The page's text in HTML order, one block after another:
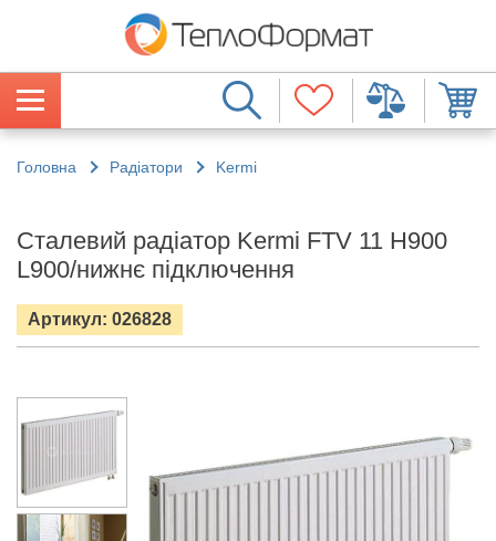
Головна Радіатори Kermi
Сталевий радіатор Kermi FTV 11 H900
L900/нижнє підключення
Артикул: 026828